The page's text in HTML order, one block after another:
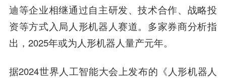
迪等企业相继通过自主研发、技术合作、战略投
资等方式入局人形机器人赛道。多家券商分析指
出，2025年或为人形机器人量产元年。
据2024世界人工智能大会上发布的《人形机器人